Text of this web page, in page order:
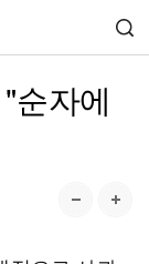
순자에